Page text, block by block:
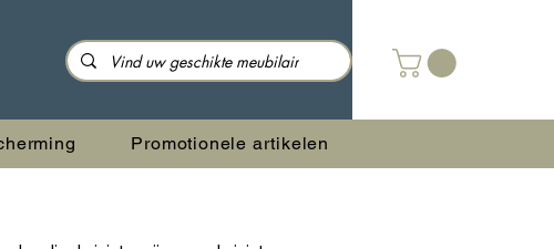
Promotionele artikelen